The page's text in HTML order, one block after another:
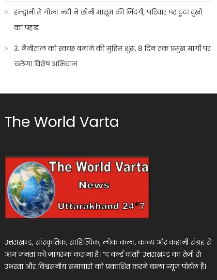
हल्द्वानी में गोला नदी ने छीनी मासूम की जिंदगी, परिवार पर टूटा दुखों
का पहाड़
3. नैनीताल को स्वच्छ बनाने की मुहिम शुरू, 8 दिन तक प्रमुख मार्गों पर
चलेगा विशेष अभियान
The World Varta
उत्तराखण्ड, सांस्कृतिक, साहित्यिक, लोक कला, काव्य और कहानी संग्रह से
आम जनता को जागरूक कराना है। “द वर्ल्ड वार्ता” उत्तराखण्ड का तेजी से
उभरता और विश्वसनीय समाचारों को प्रकाशित करने वाला न्यूज पोर्टल है।